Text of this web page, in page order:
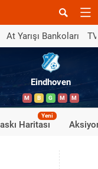
At Yarışı Bankoları
Eindhoven
M B G M M
Haritası
Yeni